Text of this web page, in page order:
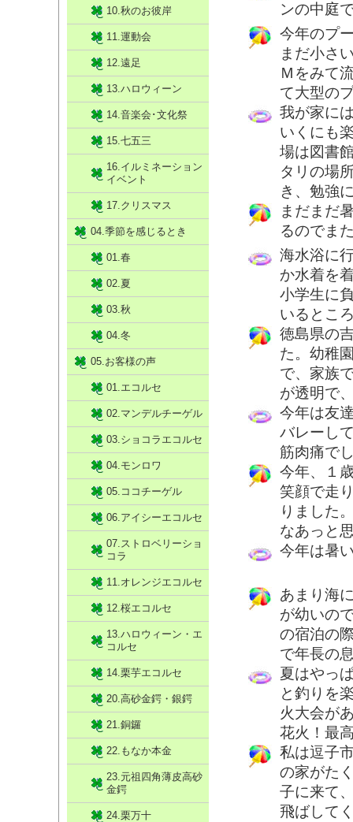
ンの中庭
今年のプ
まだ小さ
Ｍをみて
て大型の
我が家に
いくにも
場は図書
タリの場
き、勉強
まだまだ
るのでま
海水浴に
か水着を
小学生に
いるとこ
徳島県の
た。幼稚
で、家族
が透明で
今年は友
バレーし
筋肉痛で
今年、１
笑顔で走
りました
なあっと
今年は暑
あまり海
が幼いの
の宿泊の
で年長の
夏はやっ
と釣りを
火大会が
花火！最
私は逗子
の家がた
子に来て
飛ばして
10.秋のお彼岸
11.運動会
12.遠足
13.ハロウィーン
14.音楽会･文化祭
15.七五三
16.イルミネーション
イベント
17.クリスマス
04.季節を感じるとき
01.春
02.夏
03.秋
04.冬
05.お客様の声
01.エコルセ
02.マンデルチーゲル
03.ショコラエコルセ
04.モンロワ
05.ココチーゲル
06.アイシーエコルセ
07.ストロベリーショ
コラ
11.オレンジエコルセ
12.桜エコルセ
13.ハロウィーン・エ
コルセ
14.栗芋エコルセ
20.高砂金鍔・銀鍔
21.銅鑼
22.もなか本金
23.元祖四角薄皮高砂
金鍔
24.栗万十